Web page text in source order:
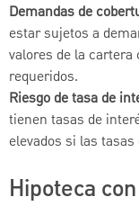
Demandas de
estar sujetos a
valores de la
requeridos.
Riesgo de tasa de
tienen tasas de
elevados si las
Hipoteca